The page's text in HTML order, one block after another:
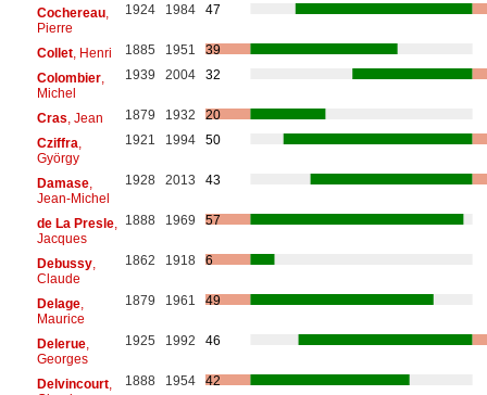
Cochereau,
Pierre
1924 1984 47
Collet, Henri 1885 1951
39
Colombier,
Michel
1939 2004 32
Cras , Jean 1879 1932
20
Cziffra
György
1921 1994 50
Damase,
Jean-Michel
1928 2013 43
de La Presle,
Jacques
1888 1969 57
Debussy,
Claude
1862 1918 6
Delage,
Maurice
1879 1961 49
Delerue,
Georges
1925 1992 46
Delvincourt,
1888 1954 42